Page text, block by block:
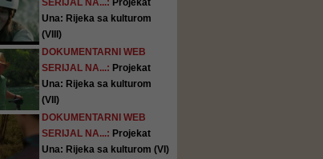
SERIJAL NA...: Projekat
Una: Rijeka sa kulturom
(VIII)
DOKUMENTARNI WEB
SERIJAL NA...: Projekat
Una: Rijeka sa kulturom
(VII)
DOKUMENTARNI WEB
SERIJAL NA...: Projekat
Una: Rijeka sa kulturom (VI)